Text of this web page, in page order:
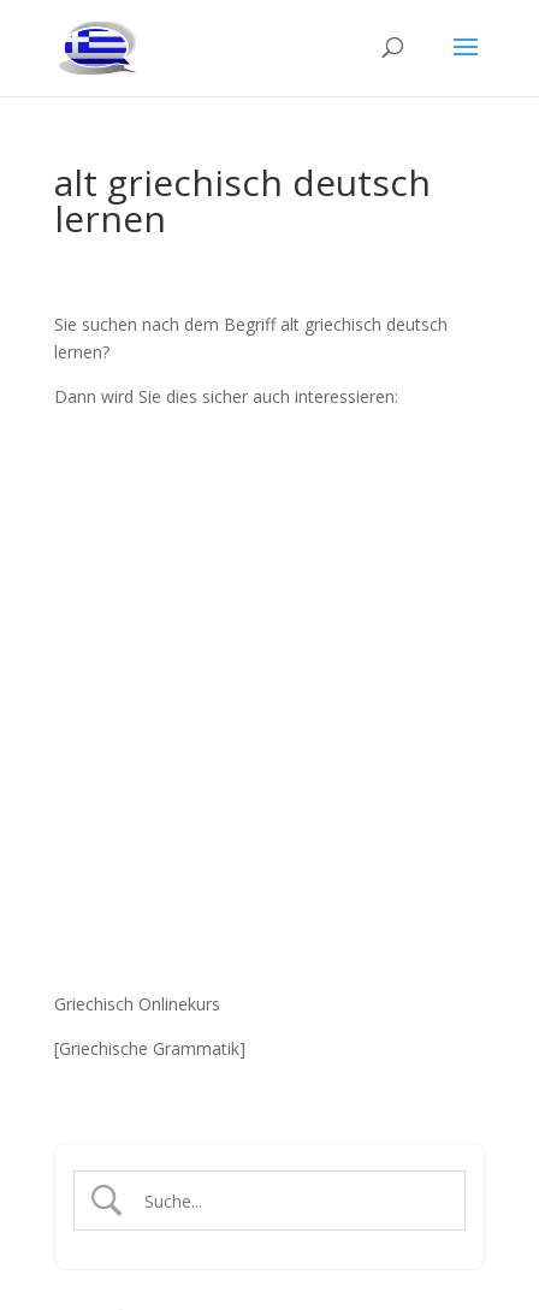
alt griechisch deutsch
lernen
Sie suchen nach dem Begriff alt griechisch deutsch
lernen?
Dann wird Sie dies sicher auch interessieren:
Griechisch Onlinekurs
[Griechische Grammatik]